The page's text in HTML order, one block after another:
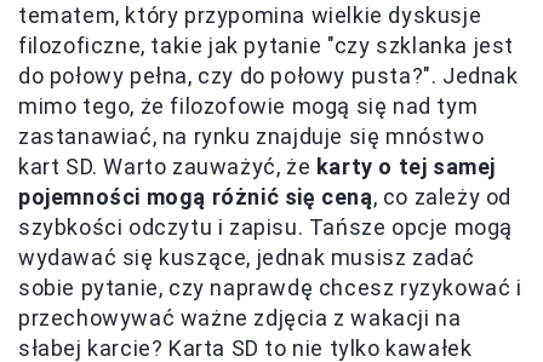
tematem, który przypomina wielkie dyskusje
filozoficzne, takie jak pytanie "czy szklanka jest
do połowy pełna, czy do połowy pusta?". Jednak
mimo tego, że filozofowie mogą się nad tym
zastanawiać, na rynku znajduje się mnóstwo
kart SD. Warto zauważyć, że karty o tej samej
pojemności mogą różnić się ceną, co zależy od
szybkości odczytu i zapisu. Tańsze opcje mogą
wydawać się kuszące, jednak musisz zadać
sobie pytanie, czy naprawdę chcesz ryzykować i
przechowywać ważne zdjęcia z wakacji na
słabej karcie? Karta SD to nie tylko kawałek